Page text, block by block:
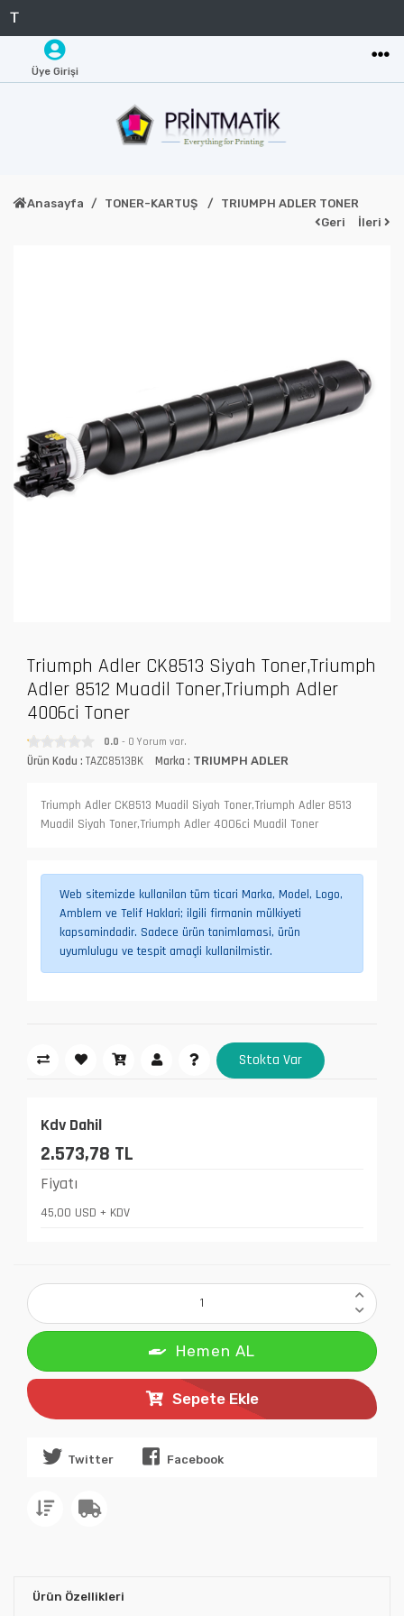
Üye Girişi
Anasayfa TONER-KARTUŞ
TRIUMPH ADLER TONER
Geri
İleri
Triumph Adler CK8513 Siyah Toner,Triumph
Adler 8512 Muadil Toner,Triumph Adler
4006ci Toner
0.0 - 0 Yorum var.
Ürün Kodu : TAZC8513BK Marka : TRIUMPH ADLER
Triumph Adler CK8513 Muadil Siyah Toner,Triumph Adler 8513
Muadil Siyah Toner,Triumph Adler 4006ci Muadil Toner
Web sitemizde kullanilan tüm ticari Marka, Model, Logo,
Amblem ve Telif Haklari; ilgili firmanin mülkiyeti
kapsamindadir. Sadece ürün tanimlamasi, ürün
uyumlulugu ve tespit amaçli kullanilmistir.
Stokta Var
Kdv Dahil
2.573,78 TL
Fiyatı
45,00 USD + KDV
Hemen AL
Sepete Ekle
Twitter Facebook
Ürün Özellikleri